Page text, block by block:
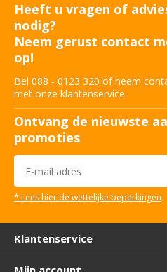
Heeft u vragen of
nodig?
Neem gerust contact
op!
Bel 088 - 0123 320 of neem
met onze klantenservice.
Ontvang de nieuwste
promoties
* Lees hier de wettelijke beperkingen
Klantenservice